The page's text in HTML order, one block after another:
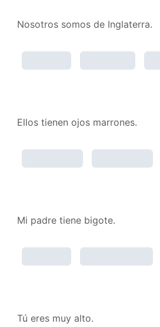
Nosotros somos de Inglaterra.
Ellos tienen ojos marrones.
Mi padre tiene bigote.
Tú eres muy alto.